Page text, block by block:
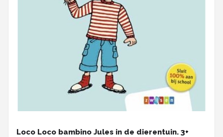
Loco Loco bambino Jules in de dierentuin. 3+